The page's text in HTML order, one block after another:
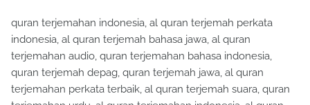
quran terjemahan indonesia, al quran terjemah perkata
indonesia, al quran terjemah bahasa jawa, al quran
terjemahan audio, quran terjemahan bahasa indonesia,
quran terjemah depag, quran terjemah jawa, al quran
terjemahan perkata terbaik, al quran terjemah suara, quran